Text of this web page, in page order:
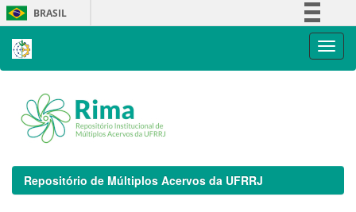
Skip
navigation
BRASIL
Repositório de Múltiplos Acervos da UFRRJ